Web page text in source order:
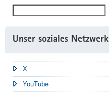
Unser soziales Netzwerk
X
YouTube